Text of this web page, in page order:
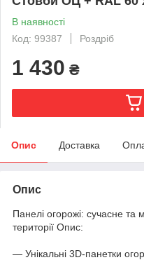
В наявності
Код: 99387
Роздріб
1 430 ₴
Опис Доставка
Опис
Панелі огорожі: сучасне та
території Опис:
— Унікальні 3D-панетки